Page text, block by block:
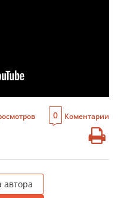
0 Коментарии
автора